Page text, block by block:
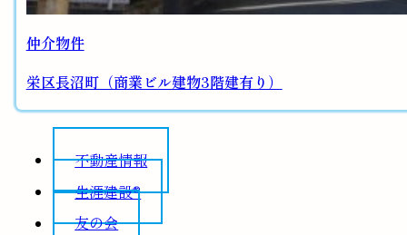
仲介物件
栄区長沼町（商業ビル建物3階建有り）
不動産情報
生涯建設®
友の会